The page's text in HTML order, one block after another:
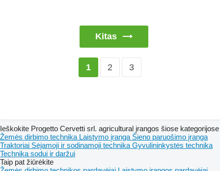
Kitas
1 2 3
Ieškokite Progetto Cervetti srl. agricultural įrangos šiose kategorijose
Žemės dirbimo technika Laistymo įranga Šieno paruošimo įranga
Traktoriai Sėjamoji ir sodinamoji technika Gyvulininkystės technika
Technika sodui ir daržui
Taip pat žiūrėkite